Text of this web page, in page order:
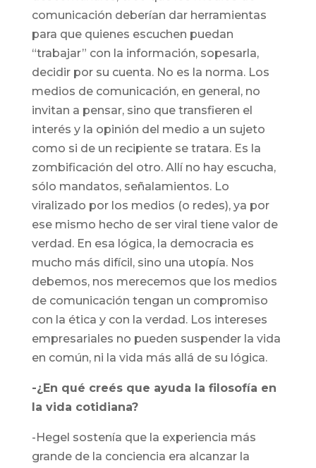
comunicación deberían dar herramientas
para que quienes escuchen puedan
“trabajar” con la información, sopesarla,
decidir por su cuenta. No es la norma. Los
medios de comunicación, en general, no
invitan a pensar, sino que transfieren el
interés y la opinión del medio a un sujeto
como si de un recipiente se tratara. Es la
zombificación del otro. Allí no hay escucha,
sólo mandatos, señalamientos. Lo
viralizado por los medios (o redes), ya por
ese mismo hecho de ser viral tiene valor de
verdad. En esa lógica, la democracia es
mucho más difícil, sino una utopía. Nos
debemos, nos merecemos que los medios
de comunicación tengan un compromiso
con la ética y con la verdad. Los intereses
empresariales no pueden suspender la vida
en común, ni la vida más allá de su lógica.
-¿En qué creés que ayuda la filosofía en
la vida cotidiana?
-Hegel sostenía que la experiencia más
grande de la conciencia era alcanzar la